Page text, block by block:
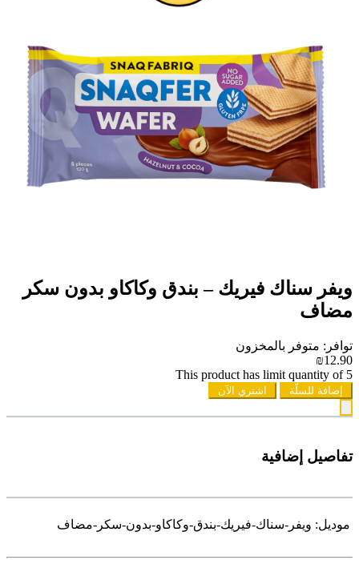
ويفر سناك فيريك – بندق وكاكاو بدون سكر
مضاف
توافر: متوفر بالمخزون
₪12.90
This product has limit quantity of 5
إضافة للسلّة اشتري الآن
تفاصيل إضافية
موديل: ويفر-سناك-فيريك-بندق-وكاكاو-بدون-سكر-مضاف